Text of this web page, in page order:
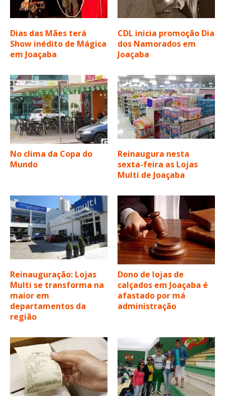
Dias das Mães terá
Show inédito de Mágica
em Joaçaba
CDL inicia promoção Dia
dos Namorados em
Joaçaba
No clima da Copa do
Mundo
Reinaugura nesta
sexta-feira as Lojas
Multi de Joaçaba
Reinauguração: Lojas
Multi se transforma na
maior em
departamentos da
região
Dono de lojas de
calçados em Joaçaba é
afastado por má
administração